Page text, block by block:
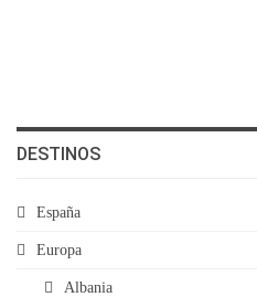
DESTINOS
España
Europa
Albania